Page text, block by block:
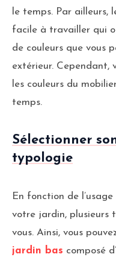
le temps. Par
facile à travailler qui
de couleurs que vous
extérieur. Cependant,
les couleurs du
temps.
Sélectionner
typologie
En fonction de
votre jardin, plusieurs
vous. Ainsi, vous
jardin bas composé